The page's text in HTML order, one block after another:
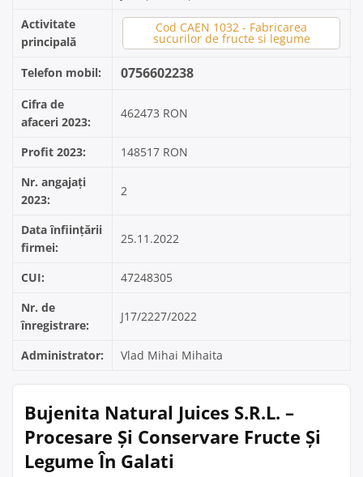
Activitate
principală
Cod CAEN 1032 - Fabricarea
sucurilor de fructe si legume
Telefon mobil: 0756602238
Cifra de
afaceri 2023:
462473 RON
Profit 2023:
148517 RON
Nr. angajați
2023:
2
Data înființării
firmei:
25.11.2022
CUI:
47248305
Nr. de
înregistrare:
J17/2227/2022
Administrator: Vlad Mihai Mihaita
Bujenita Natural Juices S.R.L. –
Procesare Și Conservare Fructe Și
Legume În Galati